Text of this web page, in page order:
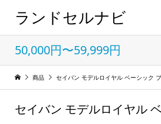
ランドセルナビ
50,000円〜59,999円
商品 セイバン モデルロイヤル ベーシック
セイバン モデルロイヤル